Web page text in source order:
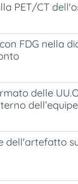
PET/CT
FDG nella
delle
dell'artefatto